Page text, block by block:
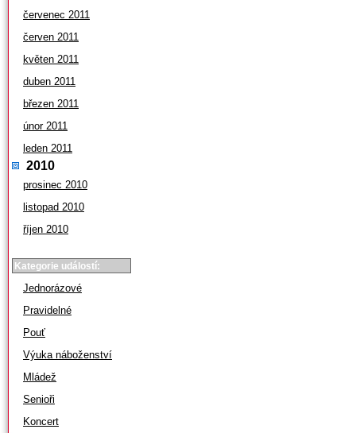
červenec 2011
červen 2011
květen 2011
duben 2011
březen 2011
únor 2011
leden 2011
2010
prosinec 2010
listopad 2010
říjen 2010
Kategorie událostí:
Jednorázové
Pravidelné
Pouť
Výuka náboženství
Mládež
Senioři
Koncert